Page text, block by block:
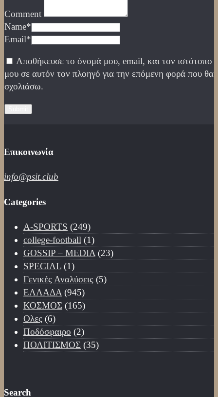
Comment
Name*
Email*
Αποθήκευσε το όνομά μου, email, και τον ιστότοπο
μου σε αυτόν τον πλοηγό για την επόμενη φορά που θα
σχολιάσω.
Επικοινωνία
info@psit.club
Categories
A-SPORTS (249)
college-football (1)
GOSSIP – ΜΕDIA (23)
SPECIAL (1)
Γενικές Αναλύσεις (5)
ΕΛΛΑΔΑ (945)
ΚΟΣΜΟΣ (165)
Ολες (6)
Ποδόσφαιρο (2)
ΠΟΛΙΤΙΣΜΟΣ (35)
Search